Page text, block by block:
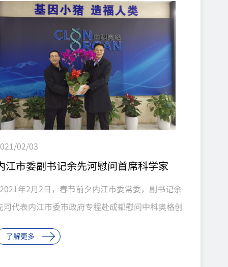
02/03
江市委副书记余先河慰问首席科学家
年2月2日，春节前夕内江市委常委，副书记余
河代表内江市委市政府专程赴成都慰问中科奥格创
基因编辑与体细胞克隆平台，听取了关于研发成
了解更多